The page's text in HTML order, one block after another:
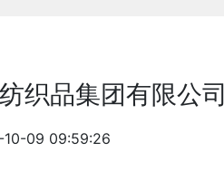
织品集团有限公司
10-09 09:59:26